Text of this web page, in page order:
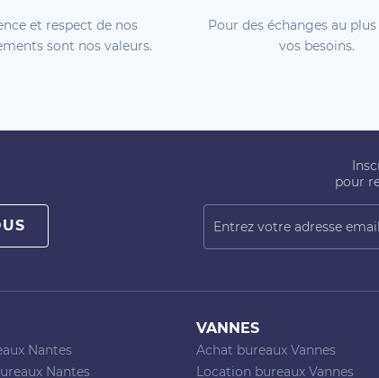
et respect de nos
sont nos valeurs.
Pour des échanges au
vos besoins.
pour
Nantes
Nantes
VANNES
Achat bureaux Vannes
Location bureaux Vannes